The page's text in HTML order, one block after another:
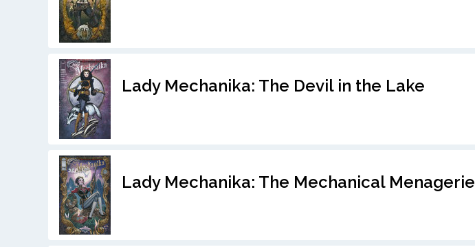
Lady Mechanika: The Devil in the Lake
Lady Mechanika: The Mechanical Menagerie